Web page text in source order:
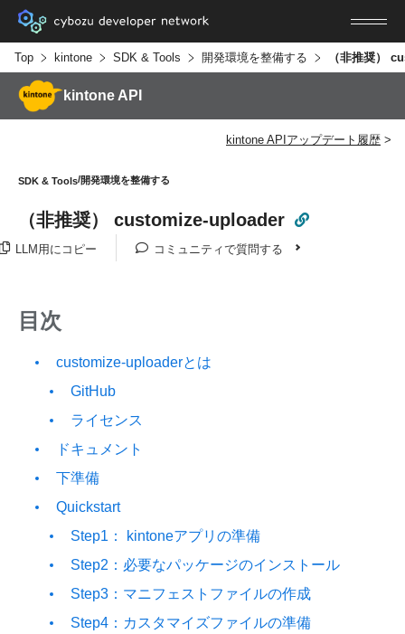
Top kintone SDK & Tools 開発環境を整備する （非推奨）
kintone API
kintone APIアップデート履歴
SDK & Tools 開発環境を整備する
（非推奨） customize-uploader
LLM用にコピー コミュニティで質問する
目次
customize-uploaderとは
GitHub
ライセンス
ドキュメント
下準備
Quickstart
Step1： kintoneアプリの準備
Step2：必要なパッケージのインストール
Step3：マニフェストファイルの作成
Step4：カスタマイズファイルの準備